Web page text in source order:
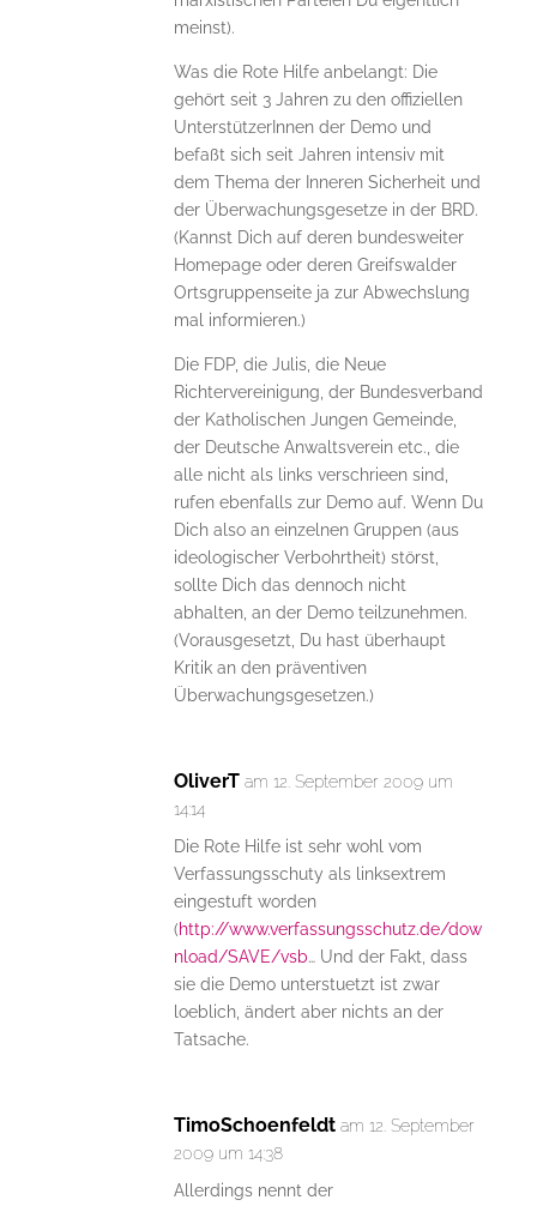
meinst).
Was die Rote Hilfe anbelangt: Die
gehört seit 3 Jahren zu den offiziellen
UnterstützerInnen der Demo und
befaßt sich seit Jahren intensiv mit
dem Thema der Inneren Sicherheit und
der Überwachungsgesetze in der BRD.
(Kannst Dich auf deren bundesweiter
Homepage oder deren Greifswalder
Ortsgruppenseite ja zur Abwechslung
mal informieren.)
Die FDP, die Julis, die Neue
Richtervereinigung, der Bundesverband
der Katholischen Jungen Gemeinde,
der Deutsche Anwaltsverein etc., die
alle nicht als links verschrieen sind,
rufen ebenfalls zur Demo auf. Wenn Du
Dich also an einzelnen Gruppen (aus
ideologischer Verbohrtheit) störst,
sollte Dich das dennoch nicht
abhalten, an der Demo teilzunehmen.
(Vorausgesetzt, Du hast überhaupt
Kritik an den präventiven
Überwachungsgesetzen.)
OliverT am 12. September 2009 um
14:14
Die Rote Hilfe ist sehr wohl vom
Verfassungsschuty als linksextrem
eingestuft worden
(http://www.verfassungsschutz.de/dow
nload/SAVE/vsb… Und der Fakt, dass
sie die Demo unterstuetzt ist zwar
loeblich, ändert aber nichts an der
Tatsache.
TimoSchoenfeldt am 12. September
2009 um 14:38
Allerdings nennt der